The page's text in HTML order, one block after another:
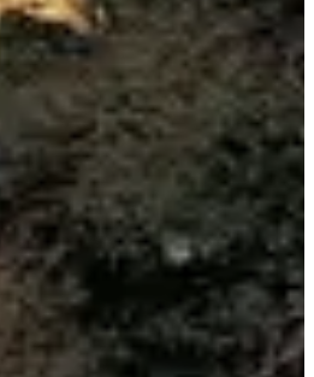
idéale pour les amateurs de défi et de
stress, gérée par une équipe locale
forte avec un groupe passionné
aventure hors du commun ?
(très) limitées !